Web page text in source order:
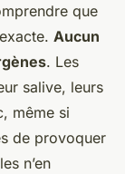
que
Aucun
. Les
salive, leurs
même si
de provoquer
n’en